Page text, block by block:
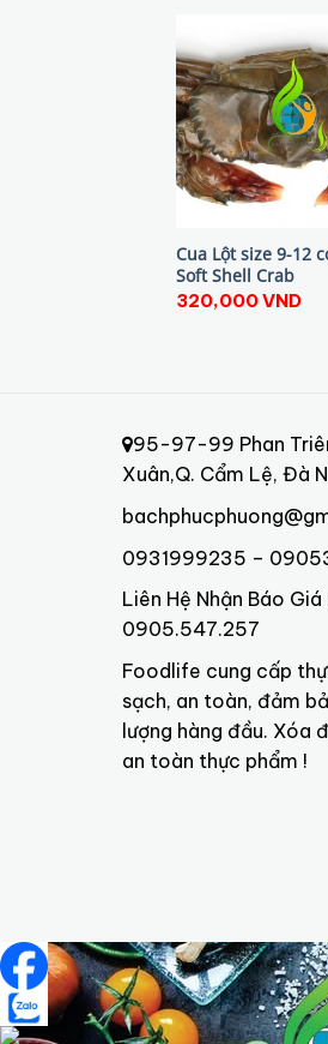
Cua Lột size 9-12
Soft Shell Crab
320,000VND
95-97-99 Phan
Xuân,Q. Cẩm Lệ, Đà
0931999235 –
Liên Hệ Nhận Báo Giá
0905.547.257
Foodlife cung cấp
sạch, an toàn, đảm
lượng hàng đầu. Xóa
an toàn thực phẩm !